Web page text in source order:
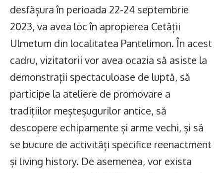
desfășura în perioada 22-24 septembrie
2023, va avea loc în apropierea Cetății
Ulmetum din localitatea Pantelimon. În acest
cadru, vizitatorii vor avea ocazia să asiste la
demonstrații spectaculoase de luptă, să
participe la ateliere de promovare a
tradițiilor meșteșugurilor antice, să
descopere echipamente și arme vechi, și să
se bucure de activități specifice reenactment
și living history. De asemenea, vor exista